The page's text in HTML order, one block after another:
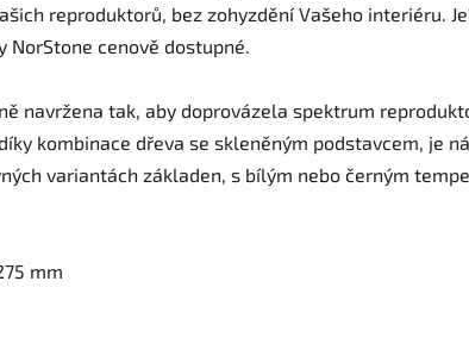
reproduktorů, bez zohyzdění Vašeho
NorStone cenově dostupné.
navržena tak, aby doprovázela spektrum
kombinace dřeva se skleněným podstavcem, je
variantách základen, s bílým nebo černým
mm